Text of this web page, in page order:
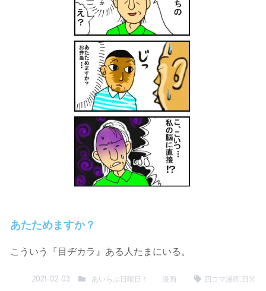
あたためますか？
こういう『目ヂカラ』ある人たまにいる。
2021-02-03 あいらぶ日曜日！ 漫画 四コマ漫画 日常